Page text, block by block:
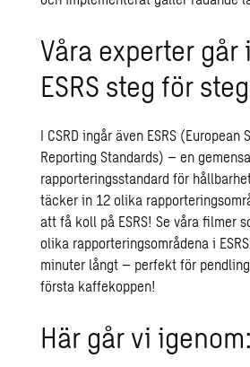
Våra experter går
ESRS steg för steg
I CSRD ingår även ESRS (European
Reporting Standards) – en
rapporteringsstandard för
täcker in 12 olika
att få koll på ESRS! Se våra filmer
olika rapporteringsområdena i
minuter långt – perfekt för
första kaffekoppen!
Här går vi igenom: